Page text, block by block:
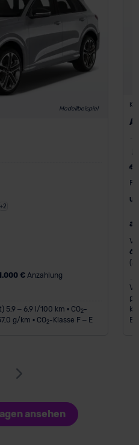
Modellbeispiel
+2
€Anzahlung
– 6,9 l/100 km • CO 2-
g/km • CO 2-Klasse F – E
60
ansehen